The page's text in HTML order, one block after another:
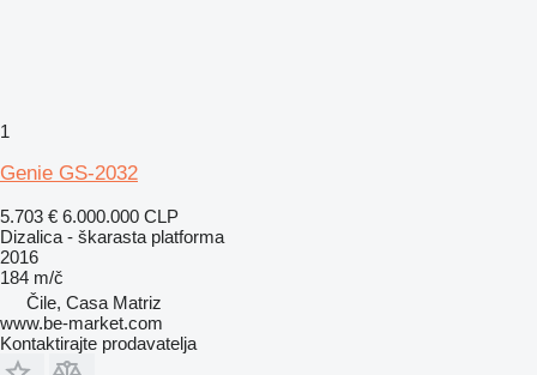
1
Genie GS-2032
5.703 € 6.000.000 CLP
Dizalica - škarasta platforma
2016
184 m/č
Čile, Casa Matriz
www.be-market.com
Kontaktirajte prodavatelja